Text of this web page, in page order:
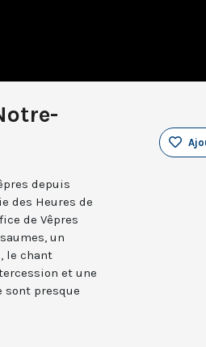
depuis
des Heures de
de Vêpres
un
le chant
et une
sont presque